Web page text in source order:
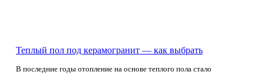
Теплый пол под керамогранит — как выбрать
В последние годы отопление на основе теплого пола стало